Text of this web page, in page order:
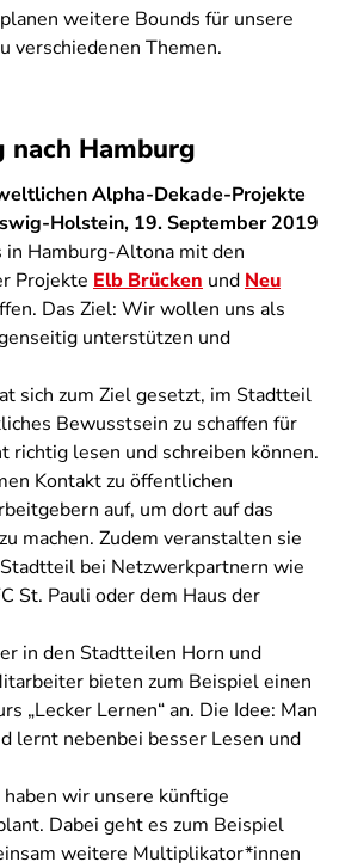
weitere Bounds für unsere
verschiedenen Themen.
nach Hamburg
Alpha-Dekade-Projekte
Holstein, 19. September 2019
in Hamburg-Altona mit den
Projekte Elb Brücken und Neu
Das Ziel: Wir wollen uns als
unterstützen und
sich zum Ziel gesetzt, im Stadtteil
Bewusstsein zu schaffen für
richtig lesen und schreiben können.
Kontakt zu öffentlichen
auf, um dort auf das
machen. Zudem veranstalten sie
bei Netzwerkpartnern wie
St. Pauli oder dem Haus der
in den Stadtteilen Horn und
bieten zum Beispiel einen
„Lecker Lernen“ an. Die Idee: Man
lernt nebenbei besser Lesen und
wir unsere künftige
Dabei geht es zum Beispiel
weitere Multiplikator*innen